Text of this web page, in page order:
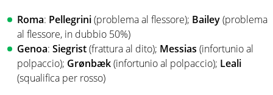
Roma: Pellegrini(problema al flessore); Bailey(problema
al flessore, in dubbio 50%)
Genoa: Siegrist(frattura al dito); Messias (infortunio al
polpaccio); Grønbæk(infortunio al polpaccio); Leali
(squalifica per rosso)